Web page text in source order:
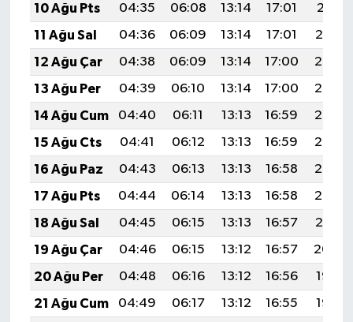
10 Ağu Pts
04:35 06:08 13:14 17:01
20:11
11 Ağu Sal
04:36 06:09 13:14 17:01
20:10
12 Ağu Çar
04:38 06:09 13:14 17:00
20:08
13 Ağu Per
04:39 06:10 13:14 17:00
20:07
14 Ağu Cum
04:40 06:11 13:13 16:59
20:06
15 Ağu Cts
04:41 06:12 13:13 16:59
20:05
16 Ağu Paz
04:43 06:13 13:13 16:58
20:03
17 Ağu Pts
04:44 06:14 13:13 16:58
20:02
18 Ağu Sal
04:45 06:15 13:13 16:57
20:01
19 Ağu Çar
04:46 06:15 13:12 16:57
20:00
20 Ağu Per
04:48 06:16 13:12 16:56
19:58
21 Ağu Cum
04:49 06:17 13:12 16:55
19:57